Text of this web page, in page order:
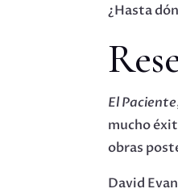
¿Hasta
El Paciente
mucho
obras
David